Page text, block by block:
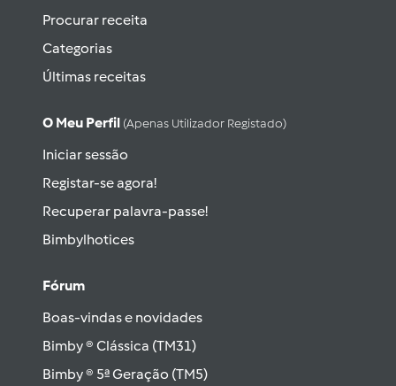
Procurar receita
Categorias
Últimas receitas
O Meu Perfil (apenas Utilizador Registado)
Iniciar sessão
Registar-se agora!
Recuperar palavra-passe!
Bimbylhotices
Fórum
Boas-vindas e novidades
Bimby ® Clássica (TM31)
Bimby ® 5ª Geração (TM5)